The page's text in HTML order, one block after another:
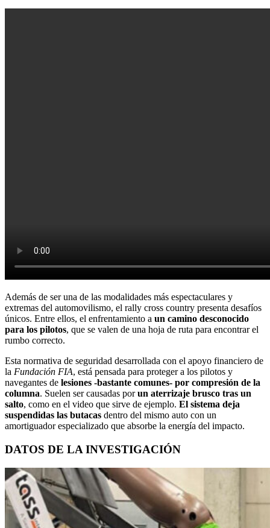
Además de ser una de las modalidades más espectaculares y
extremas del automovilismo, el rally cross country presenta desafíos
únicos. Entre ellos, el enfrentamiento a un camino desconocido
para los pilotos, que se valen de una hoja de ruta para encontrar el
rumbo correcto.
Esta normativa de seguridad desarrollada con el apoyo financiero de
la Fundación FIA, está pensada para proteger a los pilotos y
navegantes de lesiones -bastante comunes- por compresión de la
columna. Suelen ser causadas porun aterrizaje brusco tras un
salto, como en el video que sirve de ejemplo. El sistema deja
suspendidas las butacas dentro del mismo auto con un
amortiguador especializado que absorbe la energía del impacto.
DATOS DE LA INVESTIGACIÓN